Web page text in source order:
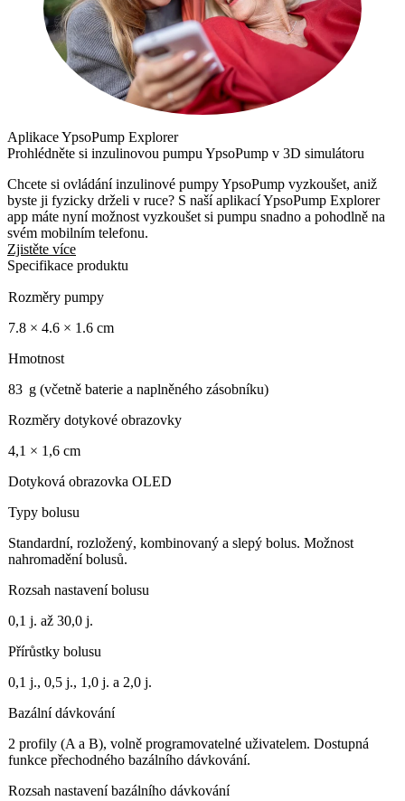
Aplikace YpsoPump Explorer
Prohlédněte si inzulinovou pumpu YpsoPump v 3D simulátoru
Chcete si ovládání inzulinové pumpy YpsoPump vyzkoušet, aniž
byste ji fyzicky drželi v ruce? S naší aplikací YpsoPump Explorer
app máte nyní možnost vyzkoušet si pumpu snadno a pohodlně na
svém mobilním telefonu.
Zjistěte více
Specifikace produktu
Rozměry pumpy
7.8 × 4.6 × 1.6 cm
Hmotnost
83 g (včetně baterie a naplněného zásobníku)
Rozměry dotykové obrazovky
4,1 × 1,6 cm
Dotyková obrazovka OLED
Typy bolusu
Standardní, rozložený, kombinovaný a slepý bolus. Možnost
nahromadění bolusů.
Rozsah nastavení bolusu
0,1 j. až 30,0 j.
Přírůstky bolusu
0,1 j., 0,5 j., 1,0 j. a 2,0 j.
Bazální dávkování
2 profily (A a B), volně programovatelné uživatelem. Dostupná
funkce přechodného bazálního dávkování.
Rozsah nastavení bazálního dávkování